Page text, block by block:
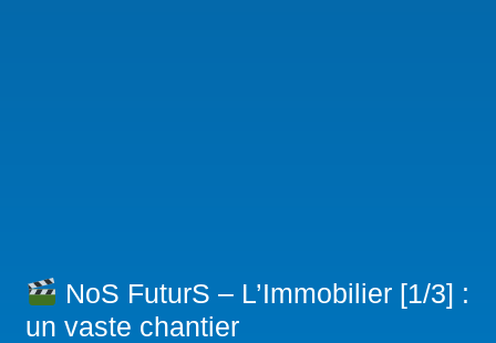
NoS FuturS – L’Immobilier [1/3] :
un vaste chantier